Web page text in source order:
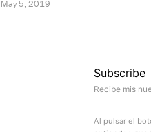
May 5, 2019
Subscribe
Recibe mis
Al pulsar el